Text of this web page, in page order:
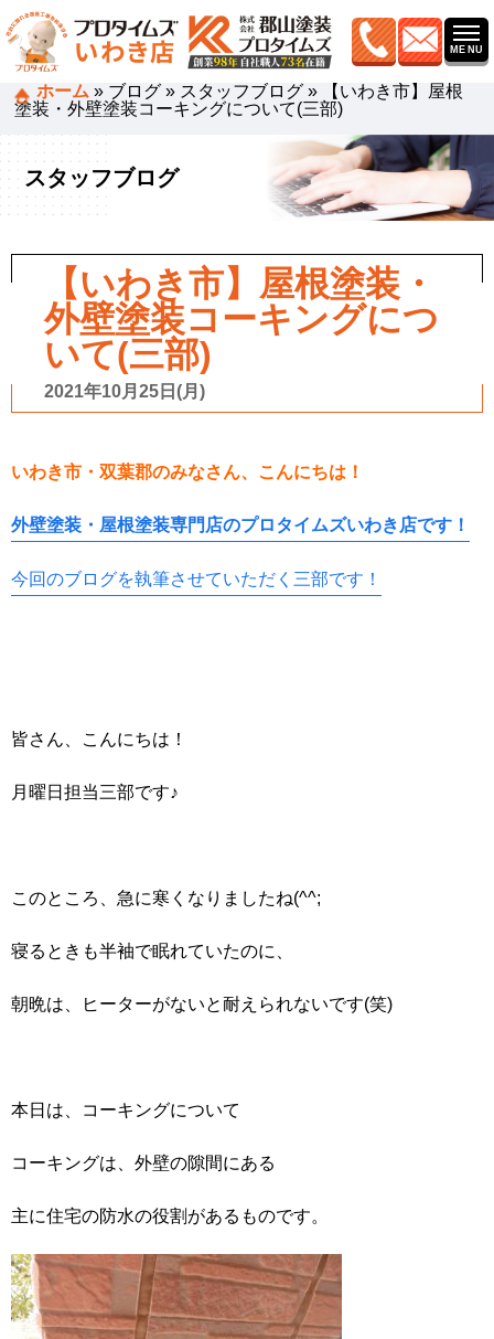
ホーム » ブログ » スタッフブログ »
【いわき市】屋根
塗装・外壁塗装コーキングについて(三部)
スタッフブログ
【いわき市】屋根塗装・
外壁塗装コーキングにつ
いて(三部)
2021年10月25日(月)
いわき市・双葉郡のみなさん、こんにちは！
外壁塗装・屋根塗装専門店のプロタイムズいわき店です！
今回のブログを執筆させていただく三部です！
皆さん、こんにちは！
月曜日担当三部です♪
このところ、急に寒くなりましたね(^^;
寝るときも半袖で眠れていたのに、
朝晩は、ヒーターがないと耐えられないです(笑)
本日は、コーキングについて
コーキングは、外壁の隙間にある
主に住宅の防水の役割があるものです。